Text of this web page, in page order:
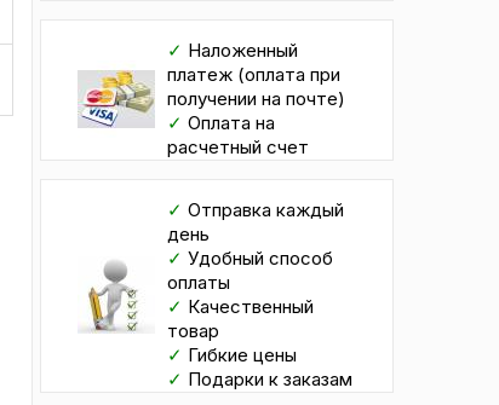
✓ Наложенный
платеж (оплата при
получении на почте)
✓ Оплата на
расчетный счет
✓ Отправка каждый
день
✓ Удобный способ
оплаты
✓ Качественный
товар
✓ Гибкие цены
✓ Подарки к заказам